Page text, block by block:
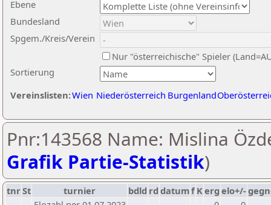
Ebene
Sortierung
Bundesland
Spgem./Kreis/Verein
Nur "österreichische" Spieler
Vereinslisten:Wien Niederösterreich Burgenland
Pnr:143568 Name: Mislina
Grafik Partie-Statistik)
tnrSt turnier bdld rd datumf Kerg elo+/-